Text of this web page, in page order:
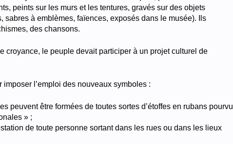
peints sur les murs et les tentures, gravés sur des objets
sabres à emblèmes, faïences, exposés dans le musée). Ils
des chansons.
croyance, le peuple devait participer à un projet culturel de
l’emploi des nouveaux symboles :
peuvent être formées de toutes sortes d’étoffes en rubans pourvu
» ;
de toute personne sortant dans les rues ou dans les lieux